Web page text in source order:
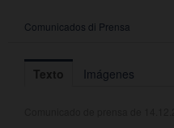
Comunicados di Prensa
Media
Comunicados di Prensa
Texto Imágenes